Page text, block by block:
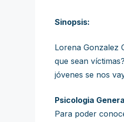
Sinopsis:
Lorena Gonzalez
que sean
jóvenes se nos
Psicologia
Para poder